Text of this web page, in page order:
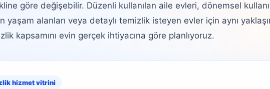
göre değişebilir. Düzenli kullanılan aile evleri, dönemsel
yaşam alanları veya detaylı temizlik isteyen evler için aynı
kapsamını evin gerçek ihtiyacına göre planlıyoruz.
hizmet vitrini